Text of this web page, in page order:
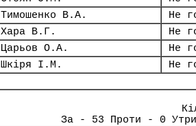
Тимошенко В.А.
Не
Хара В.Г.
Не
Царьов О.А.
Не
Шкіря І.М.
Не
За - 53 Проти - 0